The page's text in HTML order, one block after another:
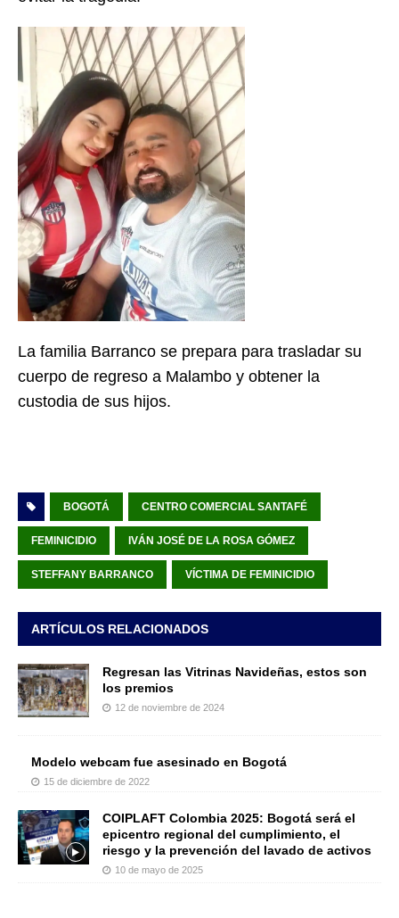
La familia Barranco se prepara para trasladar su
cuerpo de regreso a Malambo y obtener la
custodia de sus hijos.
BOGOTÁ CENTRO COMERCIAL SANTAFÉ
FEMINICIDIO IVÁN JOSÉ DE LA ROSA GÓMEZ
STEFFANY BARRANCO VÍCTIMA DE FEMINICIDIO
ARTÍCULOS RELACIONADOS
Regresan las Vitrinas Navideñas, estos son
los premios
12 de noviembre de 2024
Modelo webcam fue asesinado en Bogotá
15 de diciembre de 2022
COIPLAFT Colombia 2025: Bogotá será el
epicentro regional del cumplimiento, el
riesgo y la prevención del lavado de activos
10 de mayo de 2025